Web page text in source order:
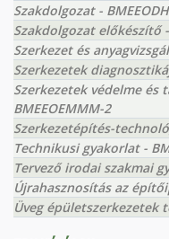
Szakdolgozat -
Szakdolgozat előkészítő -
Szerkezet és
Szerkezetek
Szerkezetek védelme és
BMEEOEMMM-2
Szerkezetépítés-
Technikusi gyakorlat -
Tervező irodai szakmai
Újrahasznosítás az
Üveg épületszerkezetek